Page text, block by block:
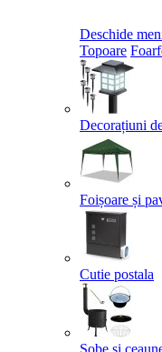
Deschide
Topoare
Decorațiuni
Foișoare și
Cutie postala
Sobe și